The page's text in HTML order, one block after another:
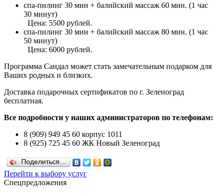
спа-пилинг 30 мин + балийский массаж 60 мин. (1 час
30 минут)
Цена: 5500 рублей.
спа-пилинг 30 мин + балийский массаж 80 мин. (1 час
50 минут)
Цена: 6000 рублей.
Программа Сандал может стать замечательным подарком для
Ваших родных и близких.
Доставка подарочных сертификатов по г. Зеленоград
бесплатная.
Все подробности у наших администраторов по телефонам:
8 (909) 949 45 60 корпус 1011
8 (925) 725 45 60 ЖК Новый Зеленоград
Поделиться…
Перейти к выбору услуг
Спецпредложения